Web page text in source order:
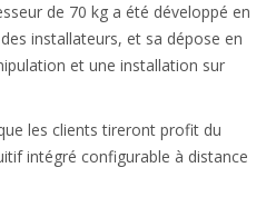
de 70 kg a été développé en
installateurs, et sa dépose en
et une installation sur
les clients tireront profit du
intégré configurable à distance